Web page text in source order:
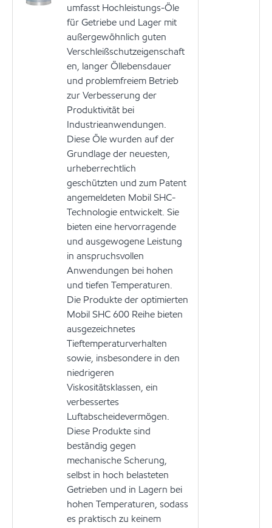
umfasst Hochleistungs-Öle
für Getriebe und Lager mit
außergewöhnlich guten
Verschleißschutzeigenschaft
en, langer Öllebensdauer
und problemfreiem Betrieb
zur Verbesserung der
Produktivität bei
Industrieanwendungen.
Diese Öle wurden auf der
Grundlage der neuesten,
urheberrechtlich
geschützten und zum Patent
angemeldeten Mobil SHC-
Technologie entwickelt. Sie
bieten eine hervorragende
und ausgewogene Leistung
in anspruchsvollen
Anwendungen bei hohen
und tiefen Temperaturen.
Die Produkte der optimierten
Mobil SHC 600 Reihe bieten
ausgezeichnetes
Tieftemperaturverhalten
sowie, insbesondere in den
niedrigeren
Viskositätsklassen, ein
verbessertes
Luftabscheidevermögen.
Diese Produkte sind
beständig gegen
mechanische Scherung,
selbst in hoch belasteten
Getrieben und in Lagern bei
hohen Temperaturen, sodass
es praktisch zu keinem